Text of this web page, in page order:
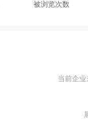
被浏览次数
当前企